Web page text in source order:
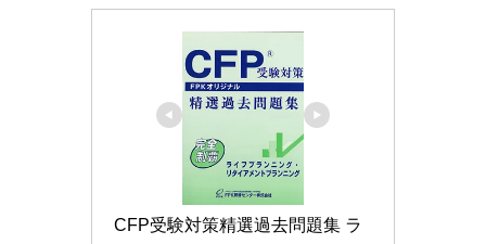
CFP受験対策精選過去問題集 ラ